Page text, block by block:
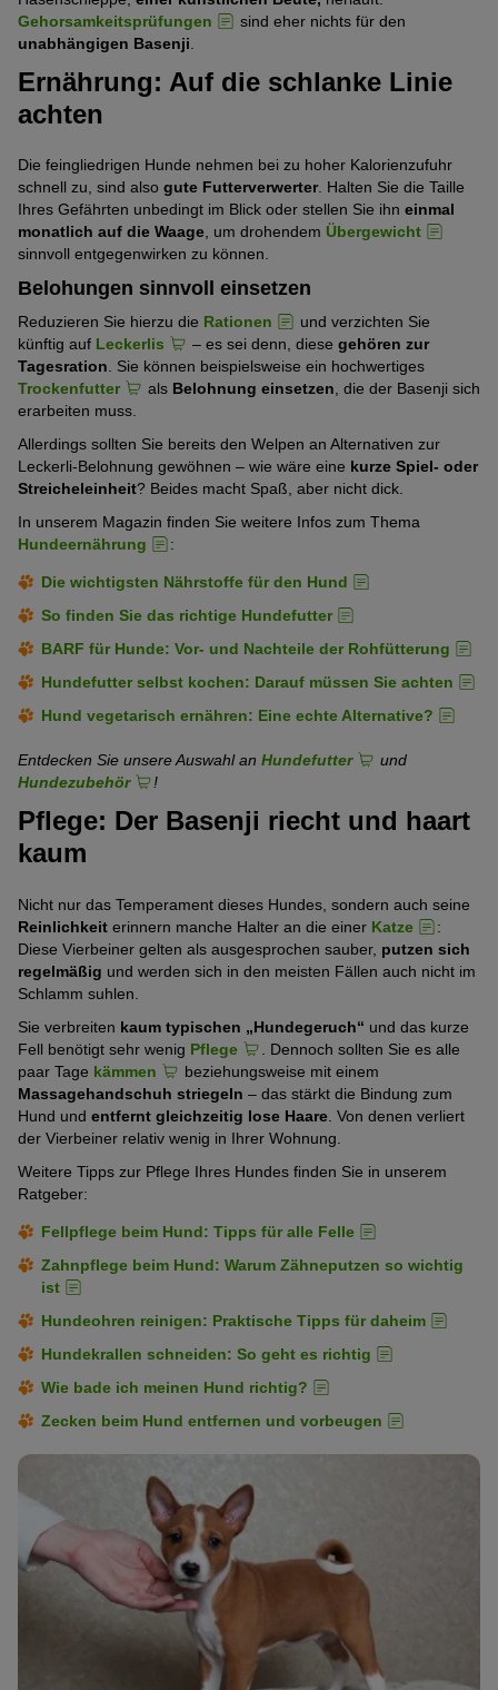
Gehorsamkeitsprüfungen
sind eher nichts für den
unabhängigen Basenji
Ernährung: Auf die schlanke Linie
achten
Die feingliedrigen Hunde nehmen bei zu hoher Kalorienzufuhr
schnell zu, sind also gute Futterverwerter. Halten Sie die Taille
Ihres Gefährten unbedingt im Blick oder stellen Sie ihn einmal
monatlich auf die Waage, um drohendem Übergewicht
sinnvoll entgegenwirken zu können.
Belohungen sinnvoll einsetzen
Reduzieren Sie hierzu die Rationen
und verzichten Sie
künftig auf Leckerlis – es sei denn, diese gehören zur
Tagesration. Sie können beispielsweise ein hochwertiges
Trockenfutter
als Belohnung einsetzen, die der Basenji sich
erarbeiten muss.
Allerdings sollten Sie bereits den Welpen an Alternativen zur
Leckerli-Belohnung gewöhnen – wie wäre eine kurze Spiel- oder
Streicheleinheit? Beides macht Spaß, aber nicht dick.
In unserem Magazin finden Sie weitere Infos zum Thema
Hundeernährung
:
Die wichtigsten Nährstoffe für den Hund
So finden Sie das richtige Hundefutter
BARF für Hunde: Vor- und Nachteile der Rohfütterung
Hundefutter selbst kochen: Darauf müssen Sie achten
Hund vegetarisch ernähren: Eine echte Alternative?
Entdecken Sie unsere Auswahl an Hundefutter
und
Hundezubehör
!
Pflege: Der Basenji riecht und haart
kaum
Nicht nur das Temperament dieses Hundes, sondern auch seine
Reinlichkeit erinnern manche Halter an die einer Katze
:
Diese Vierbeiner gelten als ausgesprochen sauber, putzen sich
regelmäßig und werden sich in den meisten Fällen auch nicht im
Schlamm suhlen.
Sie verbreiten kaum typischen „Hundegeruch“ und das kurze
Fell benötigt sehr wenig Pflege
. Dennoch sollten Sie es alle
paar Tage kämmen
beziehungsweise mit einem
Massagehandschuh striegeln – das stärkt die Bindung zum
Hund und entfernt gleichzeitig lose Haare . Von denen verliert
der Vierbeiner relativ wenig in Ihrer Wohnung.
Weitere Tipps zur Pflege Ihres Hundes finden Sie in unserem
Ratgeber:
Fellpflege beim Hund: Tipps für alle Felle
Zahnpflege beim Hund: Warum Zähneputzen so wichtig
ist
Hundeohren reinigen: Praktische Tipps für daheim
Hundekrallen schneiden: So geht es richtig
Wie bade ich meinen Hund richtig?
Zecken beim Hund entfernen und vorbeugen